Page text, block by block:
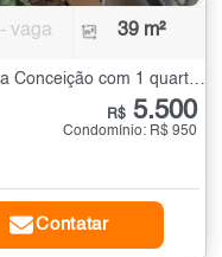
- vaga 39 m²
R$ 5.500
Condomínio: R$ 950
Contatar